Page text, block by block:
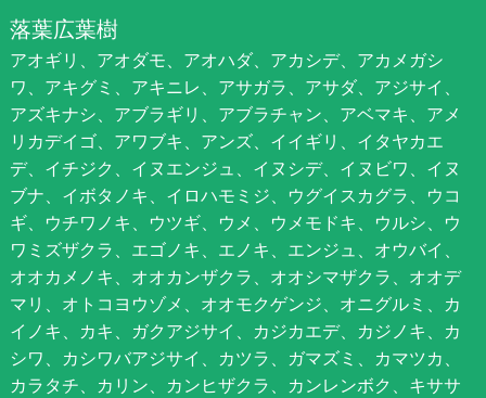
落葉広葉樹
アオギリ、アオダモ、アオハダ、アカシデ、アカメガシ
ワ、アキグミ、アキニレ、アサガラ、アサダ、アジサイ、
アズキナシ、アブラギリ、アブラチャン、アベマキ、アメ
リカデイゴ、アワブキ、アンズ、イイギリ、イタヤカエ
デ、イチジク、イヌエンジュ、イヌシデ、イヌビワ、イヌ
ブナ、イボタノキ、イロハモミジ、ウグイスカグラ、ウコ
ギ、ウチワノキ、ウツギ、ウメ、ウメモドキ、ウルシ、ウ
ワミズザクラ、エゴノキ、エノキ、エンジュ、オウバイ、
オオカメノキ、オオカンザクラ、オオシマザクラ、オオデ
マリ、オトコヨウゾメ、オオモクゲンジ、オニグルミ、カ
イノキ、カキ、ガクアジサイ、カジカエデ、カジノキ、カ
シワ、カシワバアジサイ、カツラ、ガマズミ、カマツカ、
カラタチ、カリン、カンヒザクラ、カンレンボク、キササ